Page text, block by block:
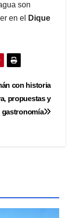
son
en el
Dique
con historia
propuestas y
gastronomía